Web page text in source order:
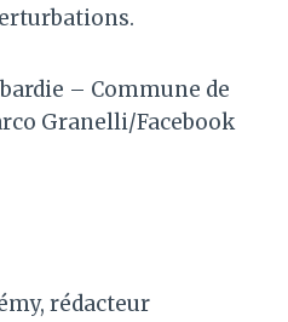
– Commune de
Granelli/Facebook
rédacteur